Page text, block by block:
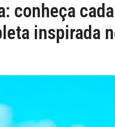
conheça
inspirada